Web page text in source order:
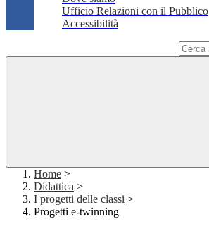
Ufficio Relazioni con il Pubblico
Accessibilità
Home >
Didattica >
I progetti delle classi >
Progetti e-twinning